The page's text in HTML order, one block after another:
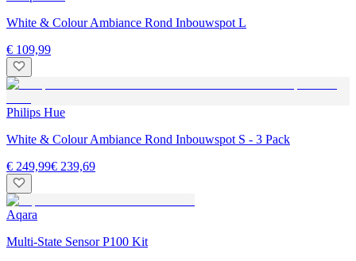
White & Colour Ambiance Rond Inbouwspot L
€ 109,99
Philips Hue
White & Colour Ambiance Rond Inbouwspot S - 3 Pack
€ 249,99€ 239,69
Aqara
Multi-State Sensor P100 Kit